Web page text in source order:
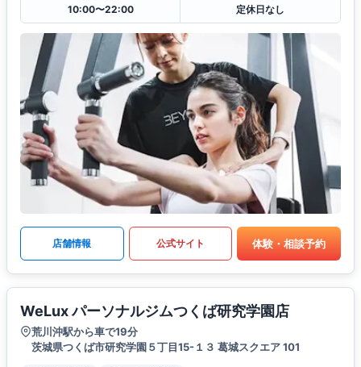
10:00〜22:00
定休日なし
店舗情報 公式サイト 体験・相談予約
WeLux パーソナルジムつくば研究学園店
荒川沖駅から車で19分
茨城県つくば市研究学園５丁目15-１３ 葛城スクエア 101